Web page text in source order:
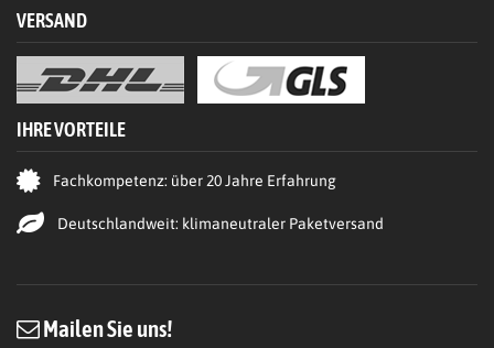
VERSAND
IHRE VORTEILE
Fachkompetenz: über 20 Jahre Erfahrung
Deutschlandweit: klimaneutraler Paketversand
Mailen Sie uns!